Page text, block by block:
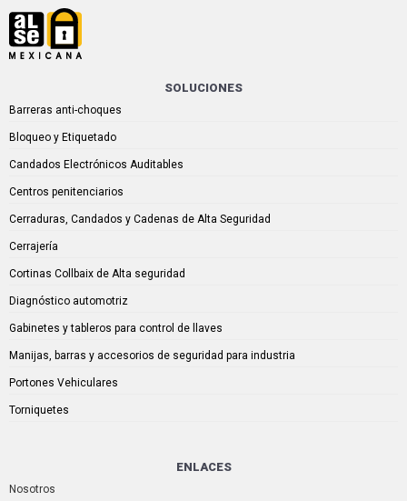
SOLUCIONES
Barreras anti-choques
Bloqueo y Etiquetado
Candados Electrónicos Auditables
Centros penitenciarios
Cerraduras, Candados y Cadenas de Alta Seguridad
Cerrajería
Cortinas Collbaix de Alta seguridad
Diagnóstico automotriz
Gabinetes y tableros para control de llaves
Manijas, barras y accesorios de seguridad para industria
Portones Vehiculares
Torniquetes
ENLACES
Nosotros